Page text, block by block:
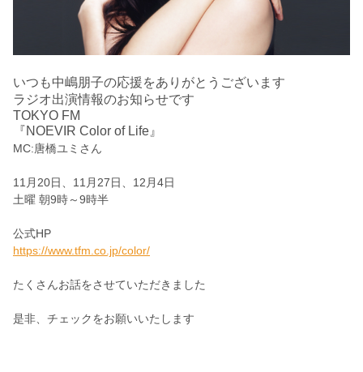
いつも中嶋朋子の応援をありがとうございます
ラジオ出演情報のお知らせです
TOKYO FM
『NOEVIR Color of Life』
MC:唐橋ユミさん
11月20日、11月27日、12月4日
土曜 朝9時～9時半
公式HP
https://www.tfm.co.jp/color/
たくさんお話をさせていただきました
是非、チェックをお願いいたします